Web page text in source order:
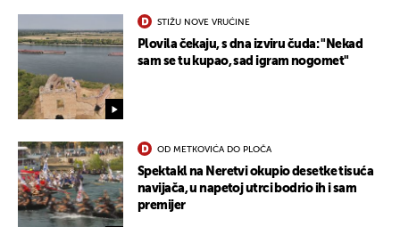
STIŽU NOVE VRUĆINE
Plovila čekaju, s dna izviru čuda: "Nekad
sam se tu kupao, sad igram nogomet"
OD METKOVIĆA DO PLOČA
Spektakl na Neretvi okupio desetke tisuća
navijača, u napetoj utrci bodrio ih i sam
premijer